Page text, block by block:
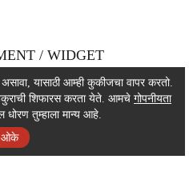
/ WIDGET
/ WIDGET
/ WIDGET
यासाठी आम्ही कुकीजचा वापर करतो.
शिफारस करता येते. आमचे गोपनीयता
धोरण तुम्हाला मान्य आहे.
ओके